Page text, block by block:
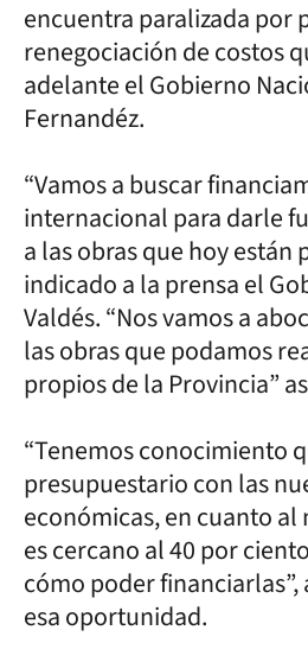
encuentra paralizada por
renegociación de costos
adelante el Gobierno
Fernandéz.
“Vamos a buscar
internacional para darle
a las obras que hoy están
indicado a la prensa el
Valdés. “Nos vamos a
las obras que podamos
propios de la Provincia”
“Tenemos conocimiento
presupuestario con las
económicas, en cuanto
es cercano al 40 por
cómo poder
esa oportunidad.